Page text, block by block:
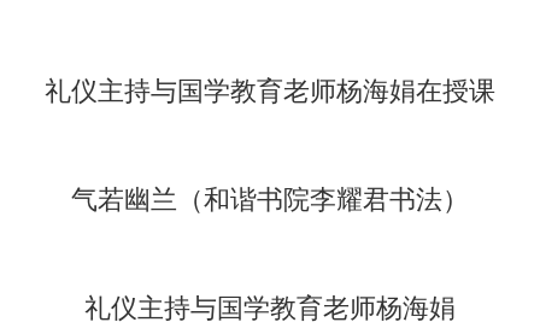
礼仪主持与国学教育老师杨海娟在授课
气若幽兰 （和谐书院李耀君书法）
礼仪主持与国学教育老师杨海娟